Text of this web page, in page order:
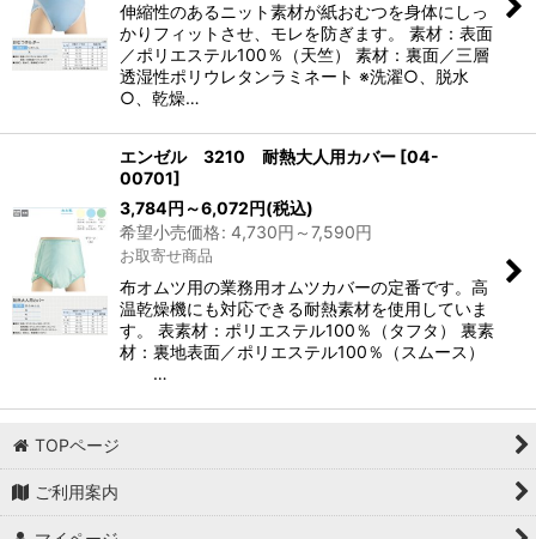
伸縮性のあるニット素材が紙おむつを身体にしっ
かりフィットさせ、モレを防ぎます。 素材：表面
／ポリエステル100％（天竺） 素材：裏面／三層
透湿性ポリウレタンラミネート ※洗濯○、脱水
○、乾燥…
エンゼル 3210 耐熱大人用カバー [04-
00701]
3,784円 ～6,072円(税込)
希望小売価格: 4,730円 ～7,590円
お取寄せ商品
布オムツ用の業務用オムツカバーの定番です。高
温乾燥機にも対応できる耐熱素材を使用していま
す。 表素材：ポリエステル100％（タフタ） 裏素
材：裏地表面／ポリエステル100％（スムース）
…
TOPページ
ご利用案内